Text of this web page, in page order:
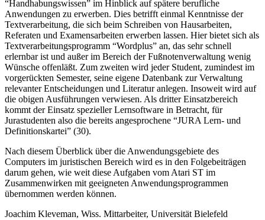
“Handhabungswissen” im Hinblick auf spätere berufliche
Anwendungen zu erwerben. Dies betrifft einmal Kenntnisse der
Textverarbeitung, die sich beim Schreiben von Hausarbeiten,
Referaten und Examensarbeiten erwerben lassen. Hier bietet sich als
Textverarbeitungsprogramm “Wordplus” an, das sehr schnell
erlernbar ist und außer im Bereich der Fußnotenverwaltung wenig
Wünsche offenläßt. Zum zweiten wird jeder Student, zumindest im
vorgerückten Semester, seine eigene Datenbank zur Verwaltung
relevanter Entscheidungen und Literatur anlegen. Insoweit wird auf
die obigen Ausführungen verwiesen. Als dritter Einsatzbereich
kommt der Einsatz spezieller Lernsoftware in Betracht, für
Jurastudenten also die bereits angesprochene “JURA Lern- und
Definitionskartei” (30).
Nach diesem Überblick über die Anwendungsgebiete des
Computers im juristischen Bereich wird es in den Folgebeiträgen
darum gehen, wie weit diese Aufgaben vom Atari ST im
Zusammenwirken mit geeigneten Anwendungsprogrammen
übernommen werden können.
Joachim Kleveman, Wiss. Mittarbeiter, Universität Bielefeld